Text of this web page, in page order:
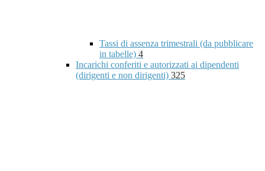
Tassi di assenza trimestrali (da pubblicare
in tabelle) 4
Incarichi conferiti e autorizzati ai dipendenti
(dirigenti e non dirigenti) 325